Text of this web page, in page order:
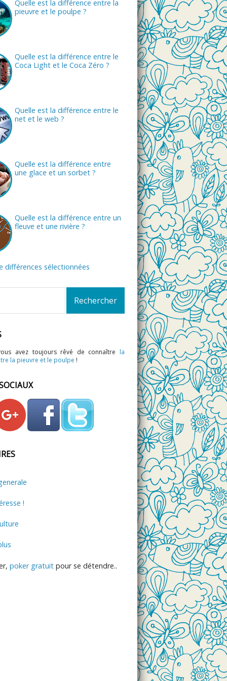
Quelle est la différence entre la
pieuvre et le poulpe ?
Quelle est la différence entre le
Coca Light et le Coca Zéro ?
Quelle est la différence entre le
net et le web ?
Quelle est la différence entre
une glace et un sorbet ?
Quelle est la différence entre un
fleuve et une rivière ?
différences sélectionnées
avez toujours rêvé de connaître la
la pieuvre et le poulpe !
!
poker gratuit pour se détendre..